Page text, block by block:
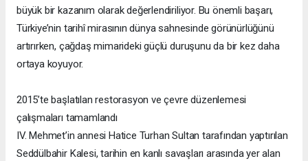
büyük bir kazanım olarak değerlendiriliyor. Bu önemli başarı,
Türkiye’nin tarihî mirasının dünya sahnesinde görünürlüğünü
artırırken, çağdaş mimarideki güçlü duruşunu da bir kez daha
ortaya koyuyor.
2015’te başlatılan restorasyon ve çevre düzenlemesi
çalışmaları tamamlandı
IV. Mehmet’in annesi Hatice Turhan Sultan tarafından yaptırılan
Seddülbahir Kalesi, tarihin en kanlı savaşları arasında yer alan